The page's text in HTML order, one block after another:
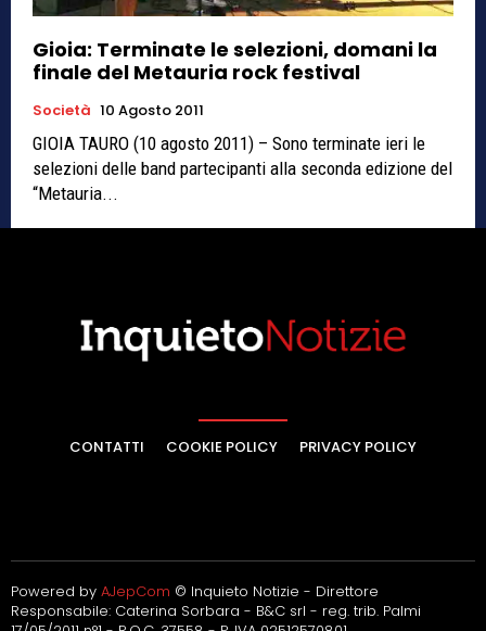
Gioia: Terminate le selezioni, domani la
finale del Metauria rock festival
Società 10 Agosto 2011
GIOIA TAURO (10 agosto 2011) – Sono terminate ieri le
selezioni delle band partecipanti alla seconda edizione del
“Metauria...
CONTATTI COOKIE POLICY PRIVACY POLICY
Powered by AJepCom © Inquieto Notizie - Direttore
Responsabile: Caterina Sorbara - B&C srl - reg. trib. Palmi